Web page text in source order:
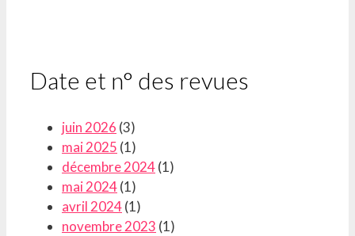
Date et n° des revues
juin 2026 (3)
mai 2025 (1)
décembre 2024(1)
mai 2024(1)
avril 2024(1)
novembre 2023 (1)